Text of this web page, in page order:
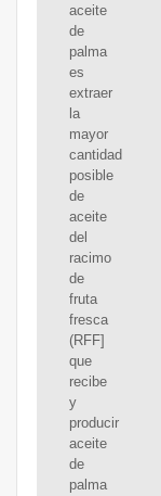
aceite
de
palma
es
extraer
la
mayor
cantidad
posible
de
aceite
del
racimo
de
fruta
fresca
(RFF]
que
recibe
y
producir
aceite
de
palma